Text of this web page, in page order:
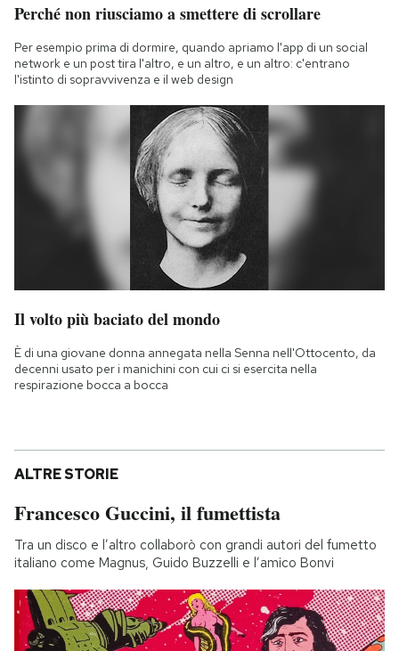
Perché non riusciamo a smettere di scrollare
Per esempio prima di dormire, quando apriamo l'app di un social
network e un post tira l'altro, e un altro, e un altro: c'entrano
l'istinto di sopravvivenza e il web design
Il volto più baciato del mondo
È di una giovane donna annegata nella Senna nell'Ottocento, da
decenni usato per i manichini con cui ci si esercita nella
respirazione bocca a bocca
ALTRE STORIE
Francesco Guccini, il fumettista
Tra un disco e l’altro collaborò con grandi autori del fumetto
italiano come Magnus, Guido Buzzelli e l’amico Bonvi